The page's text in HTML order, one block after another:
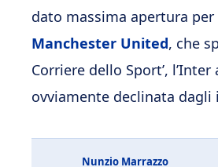
dato massima apertura per
Manchester United, che
Corriere dello Sport’,
ovviamente declinata dagli
Nunzio Marrazzo